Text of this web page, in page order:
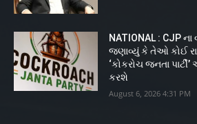
NATIONAL : CJP
જણાવ્યું કે તેઓ કોઈ
‘કોકરોચ જનતા
કરશે
August 6, 2026 4:31 PM